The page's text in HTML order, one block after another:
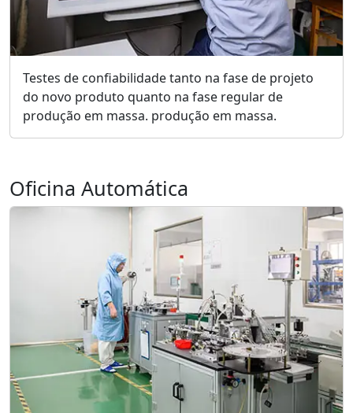
Testes de confiabilidade tanto na fase de projeto
do novo produto quanto na fase regular de
produção em massa. produção em massa.
Oficina Automática